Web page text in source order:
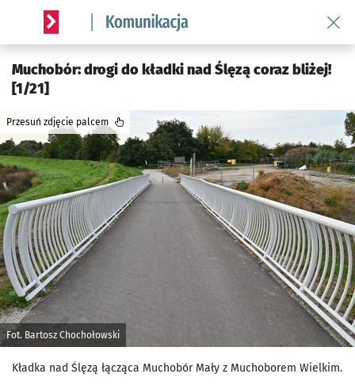
Serwis informacyjny wroclaw.pl podserwis: Komunikacja
Muchobór: drogi do kładki nad Ślęzą coraz bliżej!
[1/21]
Fot. Bartosz Chochołowski
Przesuń zdjęcie palcem
Kładka nad Ślęzą łącząca Muchobór Mały z Muchoborem Wielkim.